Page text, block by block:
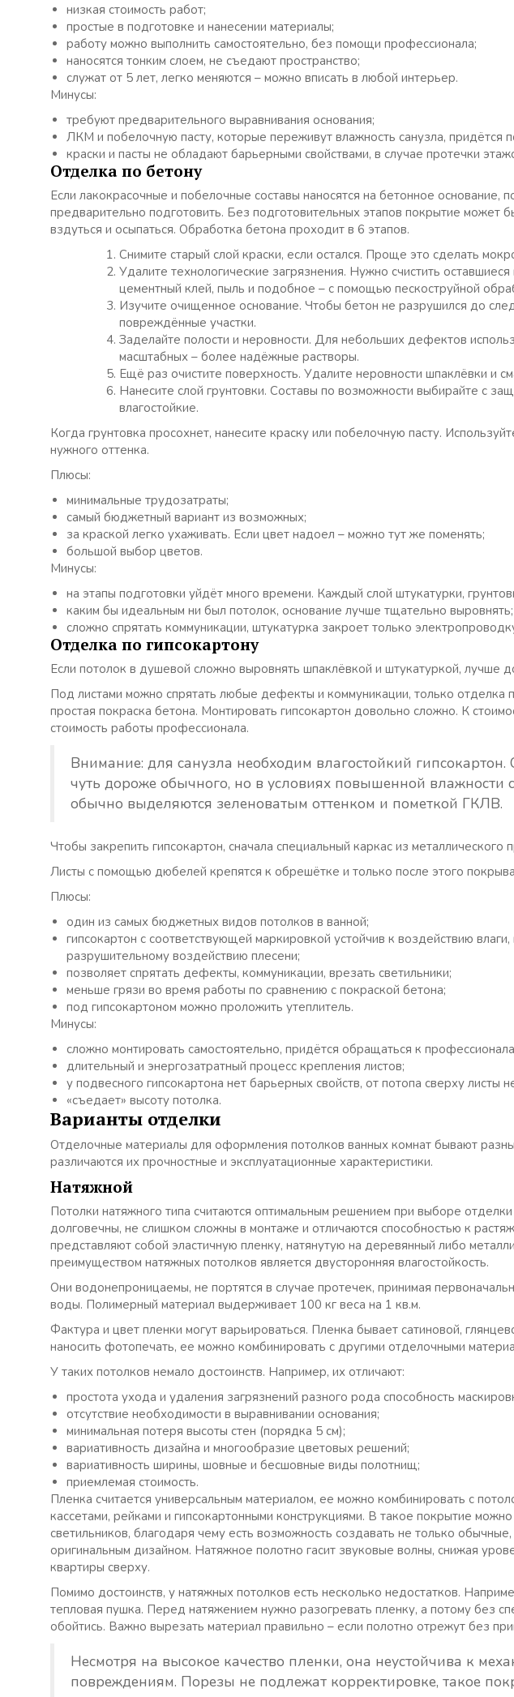
низкая стоимость работ;
простые в подготовке и нанесении материалы;
работу можно выполнить самостоятельно, без помощи профессионала;
наносятся тонким слоем, не съедают пространство;
служат от 5 лет, легко меняются – можно вписать в любой интерьер.
Минусы:
требуют предварительного выравнивания основания;
ЛКМ и побелочную пасту, которые переживут влажность санузла, придётся
краски и пасты не обладают барьерными свойствами, в случае протечки
Отделка по бетону
Если лакокрасочные и побелочные составы наносятся на бетонное основание,
предварительно подготовить. Без подготовительных этапов покрытие может
вздуться и осыпаться. Обработка бетона проходит в 6 этапов.
Снимите старый слой краски, если остался. Проще это сделать
Удалите технологические загрязнения. Нужно счистить
цементный клей, пыль и подобное – с помощью пескоструйной
Изучите очищенное основание. Чтобы бетон не разрушился до
повреждённые участки.
Заделайте полости и неровности. Для небольших дефектов
масштабных – более надёжные растворы.
Ещё раз очистите поверхность. Удалите неровности шпаклёвки и
Нанесите слой грунтовки. Составы по возможности выбирайте с
влагостойкие.
Когда грунтовка просохнет, нанесите краску или побелочную пасту.
нужного оттенка.
Плюсы:
минимальные трудозатраты;
самый бюджетный вариант из возможных;
за краской легко ухаживать. Если цвет надоел – можно тут же поменять;
большой выбор цветов.
Минусы:
на этапы подготовки уйдёт много времени. Каждый слой штукатурки,
каким бы идеальным ни был потолок, основание лучше тщательно выровнять;
сложно спрятать коммуникации, штукатурка закроет только
Отделка по гипсокартону
Если потолок в душевой сложно выровнять шпаклёвкой и штукатуркой, лучше
Под листами можно спрятать любые дефекты и коммуникации, только отделка
простая покраска бетона. Монтировать гипсокартон довольно сложно. К
стоимость работы профессионала.
Внимание: для санузла необходим влагостойкий гипсокартон.
чуть дороже обычного, но в условиях повышенной влажности
обычно выделяются зеленоватым оттенком и пометкой ГКЛВ.
Чтобы закрепить гипсокартон, сначала специальный каркас из металлического
Листы с помощью дюбелей крепятся к обрешётке и только после этого
Плюсы:
один из самых бюджетных видов потолков в ванной;
гипсокартон с соответствующей маркировкой устойчив к воздействию
разрушительному воздействию плесени;
позволяет спрятать дефекты, коммуникации, врезать светильники;
меньше грязи во время работы по сравнению с покраской бетона;
под гипсокартоном можно проложить утеплитель.
Минусы:
сложно монтировать самостоятельно, придётся обращаться к
длительный и энергозатратный процесс крепления листов;
у подвесного гипсокартона нет барьерных свойств, от потопа сверху листы
«съедает» высоту потолка.
Варианты отделки
Отделочные материалы для оформления потолков ванных комнат бывают
различаются их прочностные и эксплуатационные характеристики.
Натяжной
Потолки натяжного типа считаются оптимальным решением при выборе
долговечны, не слишком сложны в монтаже и отличаются способностью к
представляют собой эластичную пленку, натянутую на деревянный либо
преимуществом натяжных потолков является двусторонняя влагостойкость.
Они водонепроницаемы, не портятся в случае протечек, принимая
воды. Полимерный материал выдерживает 100 кг веса на 1 кв.м.
Фактура и цвет пленки могут варьироваться. Пленка бывает сатиновой,
наносить фотопечать, ее можно комбинировать с другими отделочными
У таких потолков немало достоинств. Например, их отличают:
простота ухода и удаления загрязнений разного рода способность
отсутствие необходимости в выравнивании основания;
минимальная потеря высоты стен (порядка 5 см);
вариативность дизайна и многообразие цветовых решений;
вариативность ширины, шовные и бесшовные виды полотнищ;
приемлемая стоимость.
Пленка считается универсальным материалом, ее можно комбинировать с
кассетами, рейками и гипсокартонными конструкциями. В такое покрытие
светильников, благодаря чему есть возможность создавать не только
оригинальным дизайном. Натяжное полотно гасит звуковые волны, снижая
квартиры сверху.
Помимо достоинств, у натяжных потолков есть несколько недостатков.
тепловая пушка. Перед натяжением нужно разогревать пленку, а потому без
обойтись. Важно вырезать материал правильно – если полотно отрежут без
Несмотря на высокое качество пленки, она неустойчива к
повреждениям. Порезы не подлежат корректировке, такое